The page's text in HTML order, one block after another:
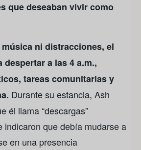
que deseaban vivir como
ni distracciones, el
a las 4 a.m.,
tareas comunitarias y
Durante su estancia, Ash
él llama “descargas”
indicaron que debía mudarse a
en una presencia